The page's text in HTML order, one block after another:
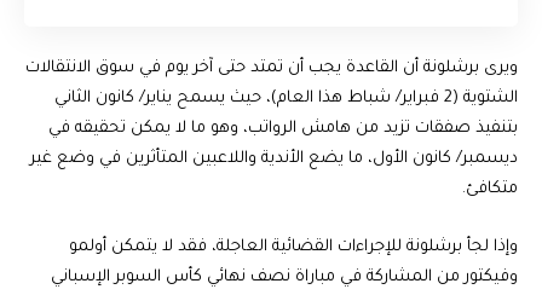
ويرى برشلونة أن القاعدة يجب أن تمتد حتى آخر يوم في سوق الانتقالات
الشتوية (2 فبراير/ شباط هذا العام)، حيث يسمح يناير/ كانون الثاني
بتنفيذ صفقات تزيد من هامش الرواتب، وهو ما لا يمكن تحقيقه في
ديسمبر/ كانون الأول، ما يضع الأندية واللاعبين المتأثرين في وضع غير
متكافئ.
وإذا لجأ برشلونة للإجراءات القضائية العاجلة، فقد لا يتمكن أولمو
وفيكتور من المشاركة في مباراة نصف نهائي كأس السوبر الإسباني